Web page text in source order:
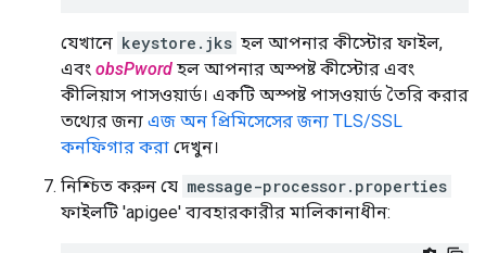
যেখানে keystore.jks হল আপনার কীস্টোর ফাইল,
এবং obsPword হল আপনার অস্পষ্ট কীস্টোর এবং
কীলিয়াস পাসওয়ার্ড। একটি অস্পষ্ট পাসওয়ার্ড তৈরি করার
তথ্যের জন্য এজ অন প্রিমিসেসের জন্য TLS/SSL
কনফিগার করা দেখুন।
নিশ্চিত করুন যে message-processor.properties
ফাইলটি 'apigee' ব্যবহারকারীর মালিকানাধীন: